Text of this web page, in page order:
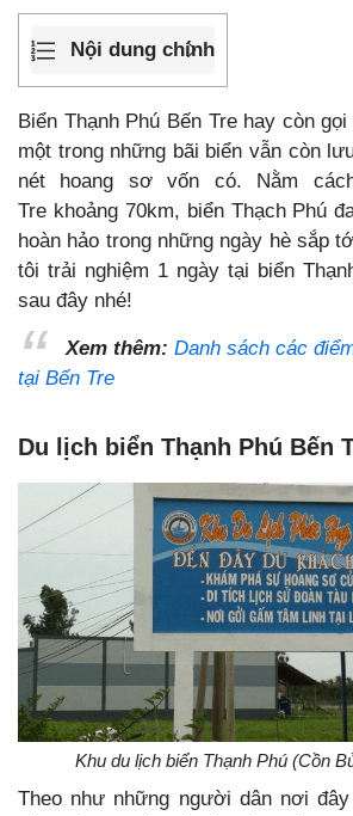
Nội dung chính
Biển Thạnh Phú Bến Tre hay còn
một trong những bãi biển vẫn còn
nét hoang sơ vốn có. Nằm
Tre khoảng 70km, biển Thạch Phú
hoàn hảo trong những ngày hè sắp
tôi trải nghiệm 1 ngày tại biển
sau đây nhé!
Xem thêm: Danh sách các
tại Bến Tre
Du lịch biển Thạnh Phú Bến
Khu du lịch biển Thạnh Phú (Cồn
Theo như những người dân nơi